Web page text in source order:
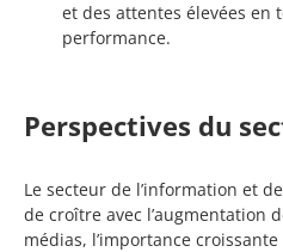
et des attentes élevées en
performance.
Perspectives du
Le secteur de l’information et
de croître avec l’augmentation
médias, l’importance